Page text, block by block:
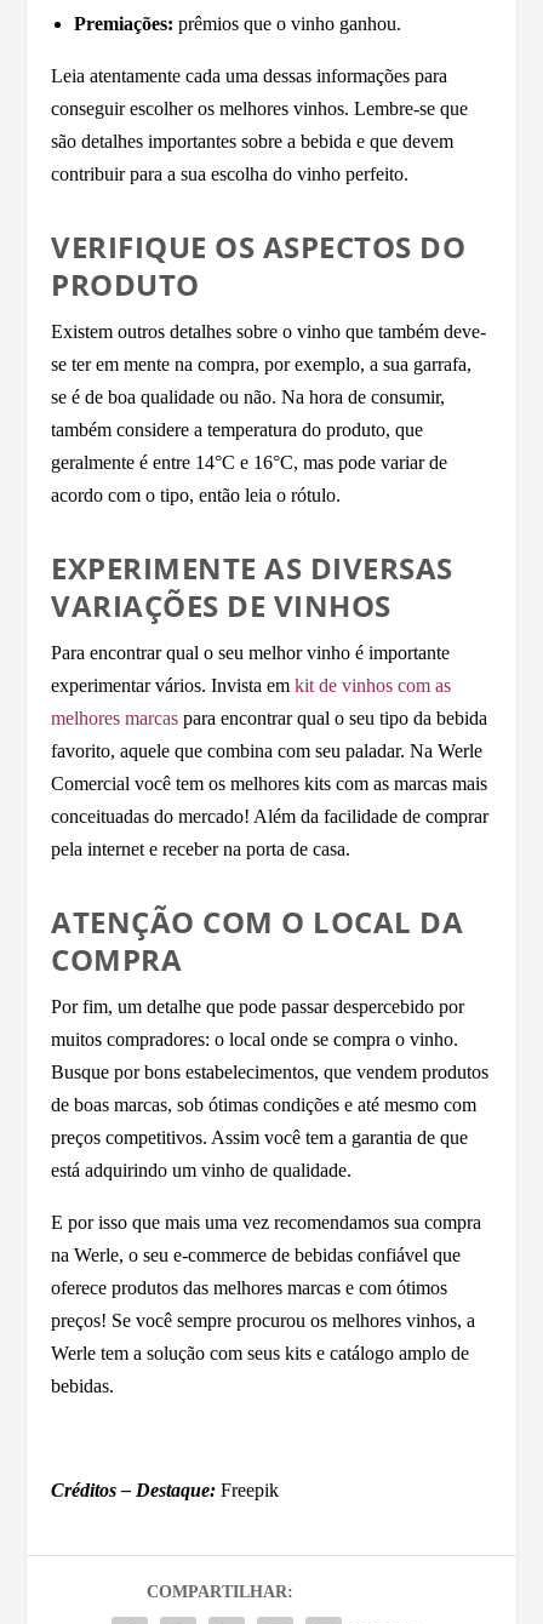
Premiações: prêmios que o vinho ganhou.
Leia atentamente cada uma dessas informações para
conseguir escolher os melhores vinhos. Lembre-se que
são detalhes importantes sobre a bebida e que devem
contribuir para a sua escolha do vinho perfeito.
VERIFIQUE OS ASPECTOS DO
PRODUTO
Existem outros detalhes sobre o vinho que também deve-
se ter em mente na compra, por exemplo, a sua garrafa,
se é de boa qualidade ou não. Na hora de consumir,
também considere a temperatura do produto, que
geralmente é entre 14°C e 16°C, mas pode variar de
acordo com o tipo, então leia o rótulo.
EXPERIMENTE AS DIVERSAS
VARIAÇÕES DE VINHOS
Para encontrar qual o seu melhor vinho é importante
experimentar vários. Invista emkit de vinhos com as
melhores marcas para encontrar qual o seu tipo da bebida
favorito, aquele que combina com seu paladar. Na Werle
Comercial você tem os melhores kits com as marcas mais
conceituadas do mercado! Além da facilidade de comprar
pela internet e receber na porta de casa.
ATENÇÃO COM O LOCAL DA
COMPRA
Por fim, um detalhe que pode passar despercebido por
muitos compradores: o local onde se compra o vinho.
Busque por bons estabelecimentos, que vendem produtos
de boas marcas, sob ótimas condições e até mesmo com
preços competitivos. Assim você tem a garantia de que
está adquirindo um vinho de qualidade.
E por isso que mais uma vez recomendamos sua compra
na Werle, o seu e-commerce de bebidas confiável que
oferece produtos das melhores marcas e com ótimos
preços! Se você sempre procurou os melhores vinhos, a
Werle tem a solução com seus kits e catálogo amplo de
bebidas.
Créditos – Destaque: Freepik
COMPARTILHAR: